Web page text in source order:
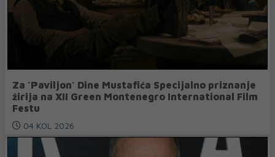
Za 'Paviljon' Dine Mustafića Specijalno priznanje
žirija na XII Green Montenegro International Film
Festu
04 KOL 2026